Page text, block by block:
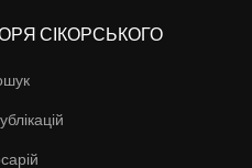
СІКОРСЬКОГО